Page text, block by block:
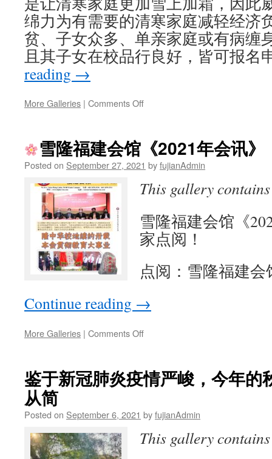
于
日
前
举
行
绵力为有需要的清寒家庭减轻经济
贫、子女众多、单亲家庭或有病缠
且其子女在校品行良好，皆可报名
reading →
More Galleries | Comments Offon
宫
观
寺
年
度
信
众
女
学）
寒
助
学
日
起
接
雪隆福建会馆《2021年会讯》
Posted on September 27, 2021 byfujianAdmin
This gallery
雪隆福建会馆《
家点阅！
点阅：雪隆福建会
Continue reading →
More Galleries | Comments Offon
隆
福
馆
年
鉴于新冠肺炎疫情严峻，今年的
从简
Posted on September 6, 2021 byfujianAdmin
This gallery